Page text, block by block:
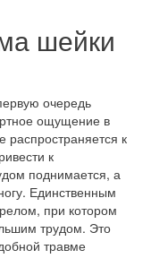
шейки
очередь
ощущение в
распространяется к
к
поднимается, а
Единственным
при котором
трудом. Это
травме